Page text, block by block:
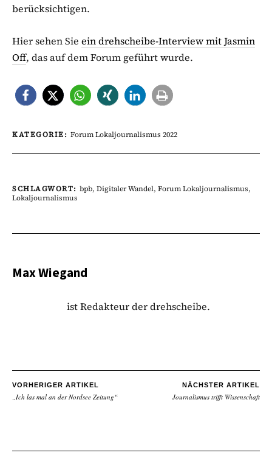
berücksichtigen.
Hier sehen Sie ein drehscheibe-Interview mit Jasmin
Off, das auf dem Forum geführt wurde.
KATEGORIE: Forum Lokaljournalismus 2022
SCHLAGWORT: bpb, Digitaler Wandel, Forum Lokaljournalismus,
Lokaljournalismus
Max Wiegand
ist Redakteur der drehscheibe.
VORHERIGER ARTIKEL
„Ich las mal an der Nordsee Zeitung“
NÄCHSTER ARTIKEL
Journalismus trifft Wissenschaft